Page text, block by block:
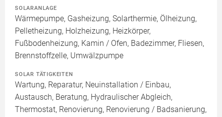
SOLARANLAGE
Wärmepumpe, Gasheizung, Solarthermie, Ölheizung,
Pelletheizung, Holzheizung, Heizkörper,
Fußbodenheizung, Kamin / Ofen, Badezimmer, Fliesen,
Brennstoffzelle, Umwälzpumpe
SOLAR TÄTIGKEITEN
Wartung, Reparatur, Neuinstallation / Einbau,
Austausch, Beratung, Hydraulischer Abgleich,
Thermostat, Renovierung, Renovierung / Badsanierung,